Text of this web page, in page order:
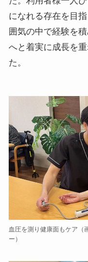
になれる存在を目
囲気の中で経験を
へと着実に成長を
た。
血圧を測り健康面もケア（
ー）